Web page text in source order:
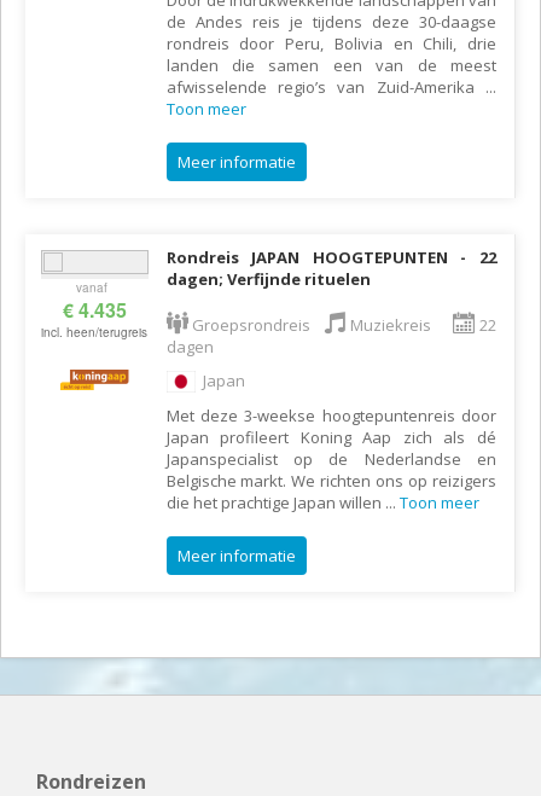
de Andes reis je tijdens deze 30-daagse
rondreis door Peru, Bolivia en Chili, drie
landen die samen een van de meest
afwisselende regio’s van Zuid-Amerika ...
Toon meer
Meer informatie
vanaf
€ 4.435
incl. heen/terugreis
Rondreis JAPAN HOOGTEPUNTEN - 22
dagen; Verfijnde rituelen
Groepsrondreis Muziekreis
22
dagen
Japan
Met deze 3-weekse hoogtepuntenreis door
Japan profileert Koning Aap zich als dé
Japanspecialist op de Nederlandse en
Belgische markt. We richten ons op reizigers
die het prachtige Japan willen ... Toon meer
Meer informatie
Rondreizen